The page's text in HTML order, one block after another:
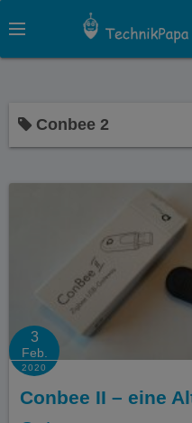
i
Conbee 2
3
Feb.
2020
Conbee II – eine